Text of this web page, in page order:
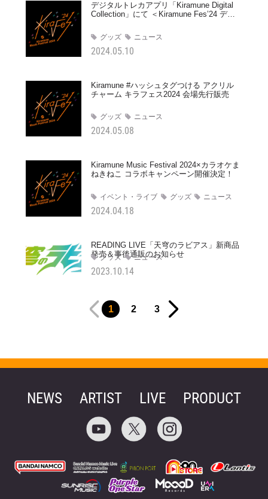
2024.05.10
デジタルトレカアプリ「Kiramune Digital
Collection」にて ＜Kiramune Fes’24 デジ
グッズ ニュース
2024.05.08
Kiramune #ハッシュタグつける アクリル
チャーム キラフェス2024 会場先行販売
グッズ ニュース
2024.04.18
Kiramune Music Festival 2024×カラオケま
ねきねこ コラボキャンペーン開催決定！
イベント・ライブ グッズ ニュース
2023.10.14
READING LIVE「天穹のラビアス」新商品
発売＆事後通販のお知らせ
グッズ ニュース
1 2 3
NEWS ARTIST LIVE PRODUCT